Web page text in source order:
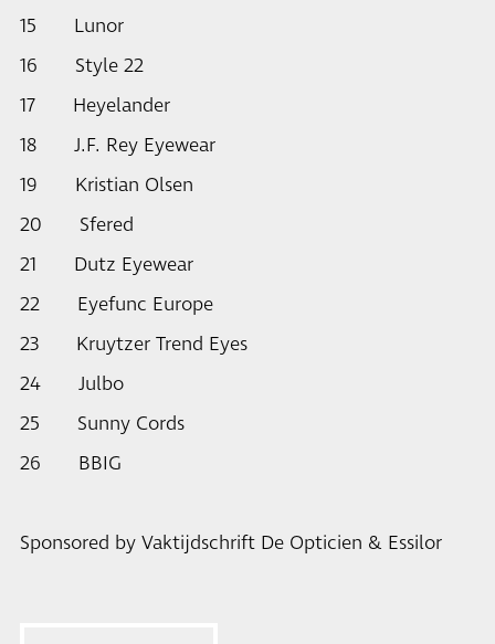
15 Lunor
16 Style 22
17 Heyelander
18 J.F. Rey Eyewear
19 Kristian Olsen
20 Sfered
21 Dutz Eyewear
22 Eyefunc Europe
23 Kruytzer Trend Eyes
24 Julbo
25 Sunny Cords
26 BBIG
Sponsored by Vaktijdschrift De Opticien & Essilor